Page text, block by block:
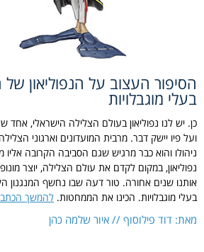
הסיפור העצוב על הנפוליאון
בעלי מוגבלויות
כן. יש לנו נפוליאון בעולם הצלילה הישראלי, אחד
ועל פיו יישק דבר. מרבית המועדונים וארגוני
ניהולו והוא כבר מרגיש שגם הסביבה הקרובה אליו
נפוליאון, במקום לקדם את עולם הצלילה, יוצר
אותנו שנים אחורה. טור דעה שבו נחשף המנגנון
בעלי מוגבלויות. הכינו את הממחטות. להמשך
מאת: דוד פילוסוף // איור שלמה כהן